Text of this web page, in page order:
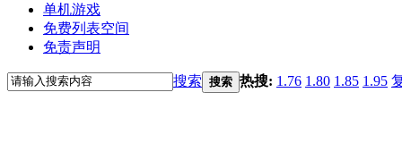
单机游戏
免费列表空间
免责声明
搜索 搜索 热搜: 1.76 1.80 1.85 1.95